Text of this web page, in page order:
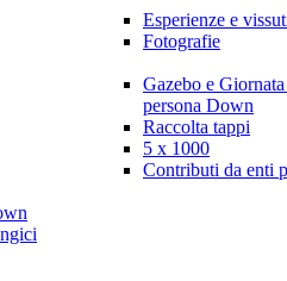
Esperienze e
Fotografie
Gazebo e
persona Down
Raccolta tappi
5 x 1000
Contributi da enti